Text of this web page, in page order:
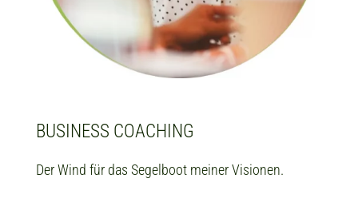
BUSINESS COACHING
Der Wind für das Segelboot meiner Visionen.